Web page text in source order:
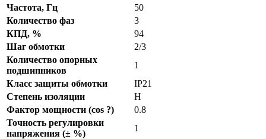
Частота, Гц
50
Количество фаз
3
КПД, %
94
Шаг обмотки
2/3
Количество опорных
подшипников
1
Класс защиты обмотки
IP21
Степень изоляции
Н
Фактор мощности (cos ?)
0.8
Точность регулировки
напряжения (± %)
1